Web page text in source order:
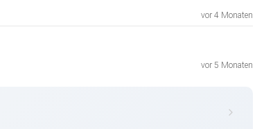
vor 4 Monaten
vor 5 Monaten